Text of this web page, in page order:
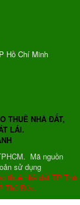
Hồ Chí Minh
THUÊ NHÀ ĐẤT,
LÁI.
. Mã nguồn
sử dụng
thuê nhà đất TP Thủ
Thủ Đức.